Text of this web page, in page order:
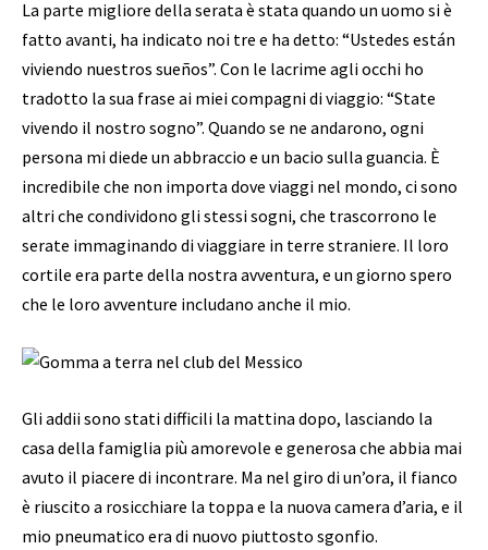
La parte migliore della serata è stata quando un uomo si è
fatto avanti, ha indicato noi tre e ha detto: “Ustedes están
viviendo nuestros sueños”. Con le lacrime agli occhi ho
tradotto la sua frase ai miei compagni di viaggio: “State
vivendo il nostro sogno”. Quando se ne andarono, ogni
persona mi diede un abbraccio e un bacio sulla guancia. È
incredibile che non importa dove viaggi nel mondo, ci sono
altri che condividono gli stessi sogni, che trascorrono le
serate immaginando di viaggiare in terre straniere. Il loro
cortile era parte della nostra avventura, e un giorno spero
che le loro avventure includano anche il mio.
Gli addii sono stati difficili la mattina dopo, lasciando la
casa della famiglia più amorevole e generosa che abbia mai
avuto il piacere di incontrare. Ma nel giro di un’ora, il fianco
è riuscito a rosicchiare la toppa e la nuova camera d’aria, e il
mio pneumatico era di nuovo piuttosto sgonfio.